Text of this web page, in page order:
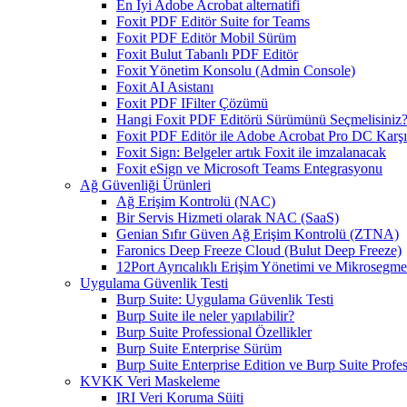
En İyi Adobe Acrobat alternatifi
Foxit PDF Editör Suite for Teams
Foxit PDF Editör Mobil Sürüm
Foxit Bulut Tabanlı PDF Editör
Foxit Yönetim Konsolu (Admin Console)
Foxit AI Asistanı
Foxit PDF IFilter Çözümü
Hangi Foxit PDF Editörü Sürümünü Seçmelisiniz?
Foxit PDF Editör ile Adobe Acrobat Pro DC
Foxit Sign: Belgeler artık Foxit ile imzalanacak
Foxit eSign ve Microsoft Teams Entegrasyonu
Ağ Güvenliği Ürünleri
Ağ Erişim Kontrolü (NAC)
Bir Servis Hizmeti olarak NAC (SaaS)
Genian Sıfır Güven Ağ Erişim Kontrolü (ZTNA)
Faronics Deep Freeze Cloud (Bulut Deep Freeze)
12Port Ayrıcalıklı Erişim Yönetimi ve
Uygulama Güvenlik Testi
Burp Suite: Uygulama Güvenlik Testi
Burp Suite ile neler yapılabilir?
Burp Suite Professional Özellikler
Burp Suite Enterprise Sürüm
Burp Suite Enterprise Edition ve Burp Suite
KVKK Veri Maskeleme
IRI Veri Koruma Süiti